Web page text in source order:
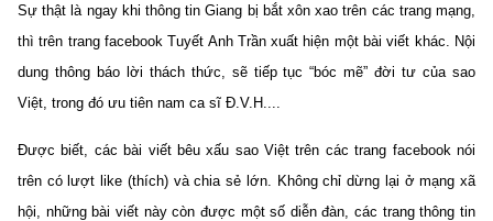
Sự thật là ngay khi thông tin Giang bị bắt xôn xao trên các trang mạng,
thì trên trang facebook Tuyết Anh Trần xuất hiện một bài viết khác. Nội
dung thông báo lời thách thức, sẽ tiếp tục “bóc mẽ” đời tư của sao
Việt, trong đó ưu tiên nam ca sĩ Đ.V.H....
Được biết, các bài viết bêu xấu sao Việt trên các trang facebook nói
trên có lượt like (thích) và chia sẻ lớn. Không chỉ dừng lại ở mạng xã
hội, những bài viết này còn được một số diễn đàn, các trang thông tin